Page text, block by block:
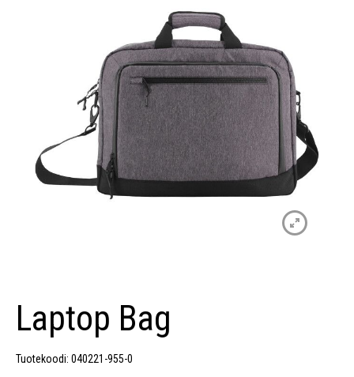
Laptop Bag
Tuotekoodi: 040221-955-0